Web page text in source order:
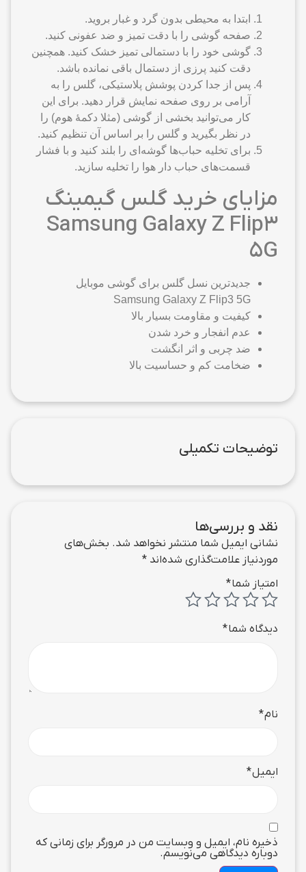
ابتدا به محیطی بدون گرد و غبار بروید.
صفحه گوشی را با دقت تمیز و ضد عفونی کنید.
گوشی خود را با دستمالی تمیز خشک کنید. همچنین
دقت کنید پرزی از دستمال باقی نمانده باشد.
پس از جدا کردن پوشش پلاستیکی، گلس را به
آرامی بر روی صفحه نمایش قرار دهید. برای این
کار می‌توانید بخشی از گوشی (مثلا دکمهٔ هوم) را
در نظر بگیرید و گلس را بر اساس آن تنظیم کنید.
برای تخلیه حباب‌ها گوشه‌ای را بلند کنید و با فشار
قسمت‌های حباب دار هوا را تخلیه سازید.
مزایای خرید گلس گیمینگ
Samsung Galaxy Z Flip3
5G
جدیدترین نسل گلس برای گوشی موبایل
Samsung Galaxy Z Flip3 5G
کیفیت و مقاومت بسیار بالا
عدم انفجار و خرد شدن
ضد چربی و اثر انگشت
ضخامت کم و حساسیت بالا
توضیحات تکمیلی
نقد و بررسی‌ها
نشانی ایمیل شما منتشر نخواهد شد. بخش‌های
موردنیاز علامت‌گذاری شده‌اند *
امتیاز شما*
دیدگاه شما*
نام*
ایمیل*
ذخیره نام، ایمیل و وبسایت من در مرورگر برای زمانی که
دوباره دیدگاهی می‌نویسم.